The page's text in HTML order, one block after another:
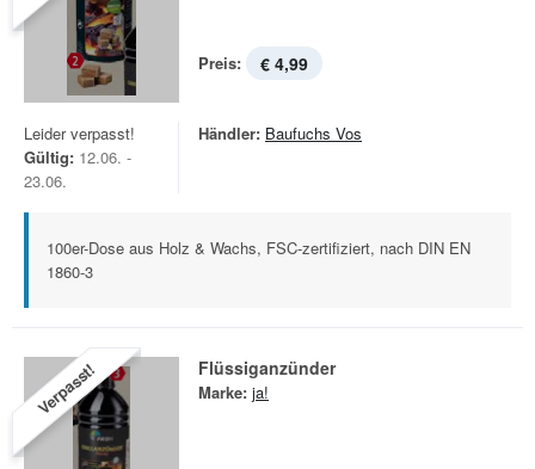
Preis: € 4,99
Leider verpasst!
Gültig: 12.06. -
23.06.
Händler: Baufuchs Vos
100er-Dose aus Holz & Wachs, FSC-zertifiziert, nach DIN EN
1860-3
Verpasst! Flüssiganzünder
Marke: ja!